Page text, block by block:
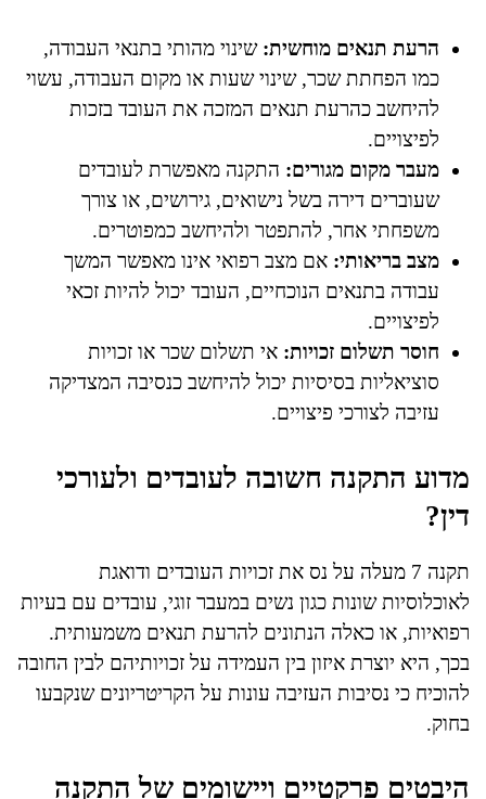
הרעת תנאים מוחשית: שינוי מהותי בתנאי העבודה,
כמו הפחתת שכר, שינוי שעות או מקום העבודה, עשוי
להיחשב כהרעת תנאים המזכה את העובד בזכות
לפיצויים.
מעבר מקום מגורים: התקנה מאפשרת לעובדים
שעוברים דירה בשל נישואים, גירושים, או צורך
משפחתי אחר, להתפטר ולהיחשב כמפוטרים.
מצב בריאותי: אם מצב רפואי אינו מאפשר המשך
עבודה בתנאים הנוכחיים, העובד יכול להיות זכאי
לפיצויים.
חוסר תשלום זכויות: אי תשלום שכר או זכויות
סוציאליות בסיסיות יכול להיחשב כנסיבה המצדיקה
עזיבה לצורכי פיצויים.
מדוע התקנה חשובה לעובדים ולעורכי
דין?
תקנה 7 מעלה על נס את זכויות העובדים ודואגת
לאוכלוסיות שונות כגון נשים במעבר זוגי, עובדים עם בעיות
רפואיות, או כאלה הנתונים להרעת תנאים משמעותית.
בכך, היא יוצרת איזון בין העמידה על זכויותיהם לבין החובה
להוכיח כי נסיבות העזיבה עונות על הקריטריונים שנקבעו
בחוק.
היבטים פרקטיים ויישומים של התקנה